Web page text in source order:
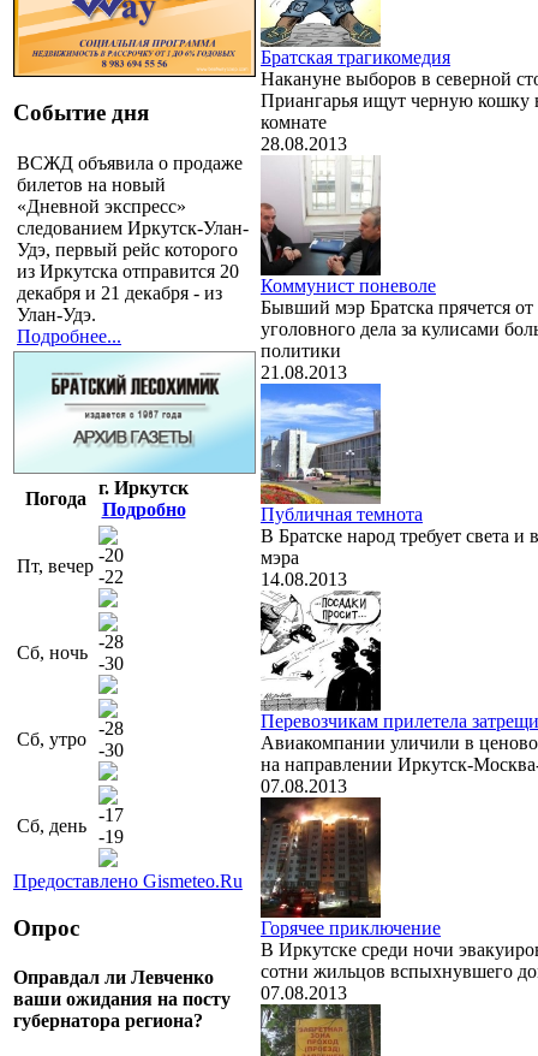
Событие дня
ВСЖД объявила о продаже
билетов на новый
«Дневной экспресс»
следованием Иркутск-Улан-
Удэ, первый рейс которого
из Иркутска отправится 20
декабря и 21 декабря - из
Улан-Удэ.
Подробнее...
Погода
г. Иркутск
Подробно
Пт, вечер
-20
-22
Сб, ночь
-28
-30
Сб, утро
-28
-30
Сб, день
-17
-19
Предоставлено Gismeteo.Ru
Опрос
Оправдал ли Левченко
ваши ожидания на посту
губернатора региона?
Братская трагикомедия
Накануне выборов в северной
Приангарья ищут черную кошку
комнате
28.08.2013
Коммунист поневоле
Бывший мэр Братска прячется от
уголовного дела за кулисами
политики
21.08.2013
Публичная темнота
В Братске народ требует света и
мэра
14.08.2013
Перевозчикам прилетела
Авиакомпании уличили в
на направлении Иркутск-
07.08.2013
Горячее приключение
В Иркутске среди ночи
сотни жильцов вспыхнувшего
07.08.2013